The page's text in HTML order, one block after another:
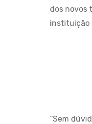
dos novos
instituição
“Sem